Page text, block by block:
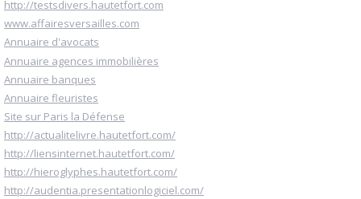
http://testsdivers.hautetfort.com
www.affairesversailles.com
Annuaire d'avocats
Annuaire agences immobilières
Annuaire banques
Annuaire fleuristes
Site sur Paris la Défense
http://actualitelivre.hautetfort.com/
http://liensinternet.hautetfort.com/
http://hieroglyphes.hautetfort.com/
http://audentia.presentationlogiciel.com/